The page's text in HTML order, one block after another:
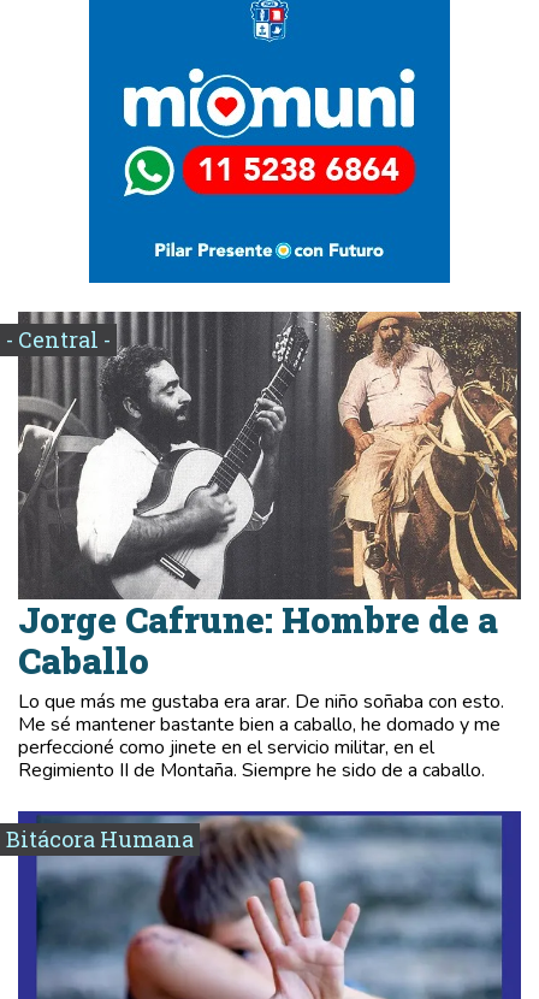
- Central -
Jorge Cafrune: Hombre de a
Caballo
Lo que más me gustaba era arar. De niño soñaba con esto.
Me sé mantener bastante bien a caballo, he domado y me
perfeccioné como jinete en el servicio militar, en el
Regimiento II de Montaña. Siempre he sido de a caballo.
Bitácora Humana